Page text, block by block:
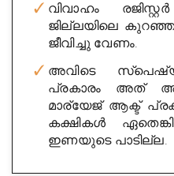
Renuka
City :
Get
വിവാഹം
ജില്ലയിലെ
ജീവിച്ചു വേണം.
അവിടെ
പ്രകാരം അത്
മാര്യേജ് ആക്ട്
കക്ഷികൾ
ഇണയുടെ പാടില്ല.